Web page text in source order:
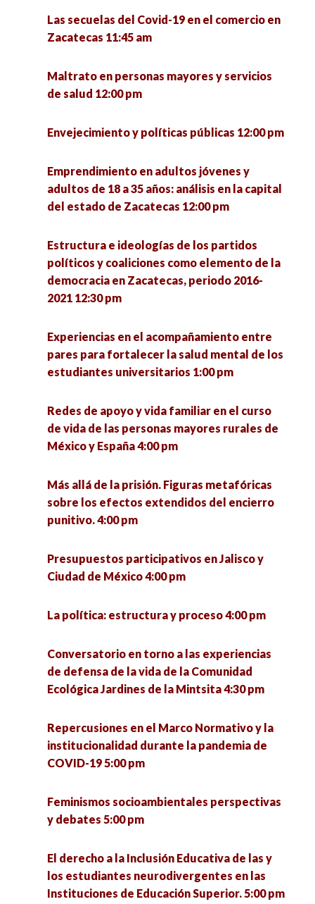
Las secuelas del Covid-19 en el comercio en
Zacatecas 11:45 am
Maltrato en personas mayores y servicios
de salud 12:00 pm
Envejecimiento y políticas públicas 12:00 pm
Emprendimiento en adultos jóvenes y
adultos de 18 a 35 años: análisis en la capital
del estado de Zacatecas 12:00 pm
Estructura e ideologías de los partidos
políticos y coaliciones como elemento de la
democracia en Zacatecas, periodo 2016-
2021 12:30 pm
Experiencias en el acompañamiento entre
pares para fortalecer la salud mental de los
estudiantes universitarios 1:00 pm
Redes de apoyo y vida familiar en el curso
de vida de las personas mayores rurales de
México y España 4:00 pm
Más allá de la prisión. Figuras metafóricas
sobre los efectos extendidos del encierro
punitivo. 4:00 pm
Presupuestos participativos en Jalisco y
Ciudad de México 4:00 pm
La política: estructura y proceso 4:00 pm
Conversatorio en torno a las experiencias
de defensa de la vida de la Comunidad
Ecológica Jardines de la Mintsita 4:30 pm
Repercusiones en el Marco Normativo y la
institucionalidad durante la pandemia de
COVID-19 5:00 pm
Feminismos socioambientales perspectivas
y debates 5:00 pm
El derecho a la Inclusión Educativa de las y
los estudiantes neurodivergentes en las
Instituciones de Educación Superior. 5:00 pm